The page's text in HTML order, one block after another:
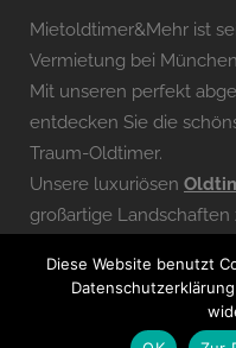
Mietoldtimer&Mehr ist
Vermietung bei
Mit unseren perfekt
entdecken Sie die
Traum-Oldtimer.
Unsere luxuriösen
großartige Landschaften
Wir freuen uns auf Ihre
Diese Website benutzt